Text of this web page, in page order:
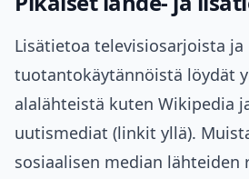
Lisätietoa televisiosarjoista ja
tuotantokäytännöistä löydät
alalähteistä kuten Wikipedia
uutismediat (linkit yllä).
sosiaalisen median